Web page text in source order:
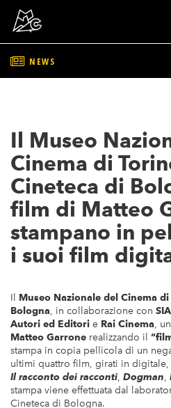
Salta
NEWS
Il Museo
Cinema di
Cineteca di
film di Matteo
stampano in
i suoi film
Il Museo Nazionale del Cinema
Bologna, in collaborazione con
Autori ed Editori e Rai Cinema,
Matteo Garrone realizzando il
stampa in copia pellicola di un
ultimi quattro film, girati in digitale,
Il racconto dei racconti, Dogman,
stampa viene effettuata dal
Cineteca di Bologna.